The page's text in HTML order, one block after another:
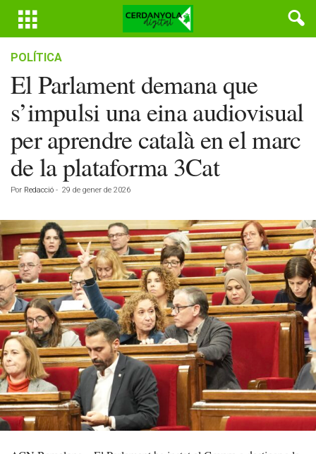
POLÍTICA
El Parlament demana que
s’impulsi una eina audiovisual
per aprendre català en el marc
de la plataforma 3Cat
Por Redacció - 29 de gener de 2026